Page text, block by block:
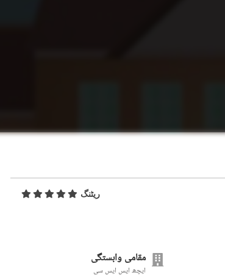
ریٹنگ
مقامی وابستگی
ایچھ ایس ایس سی